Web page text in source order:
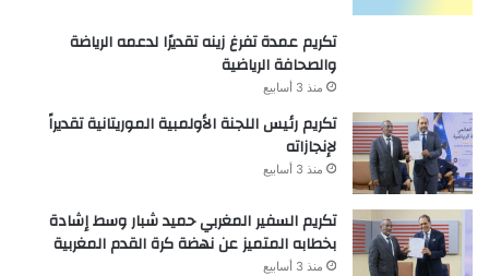
تكريم عمدة تفرغ زينه تقديرًا لدعمه الرياضة
والصحافة الرياضية
منذ 3 أسابيع
تكريم رئيس اللجنة الأولمبية الموريتانية تقديراً
لإنجازاته
منذ 3 أسابيع
تكريم السفير المغربي حميد شبار وسط إشادة
بخطابه المتميز عن نهضة كرة القدم المغربية
منذ 3 أسابيع